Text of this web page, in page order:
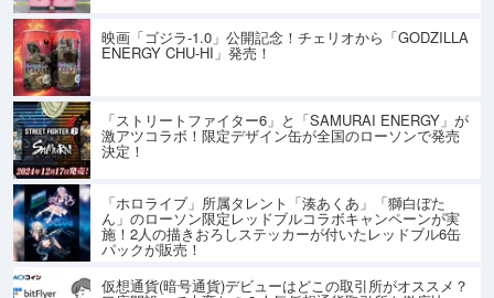
映画「ゴジラ-1.0」公開記念！チェリオから「GODZILLA
ENERGY CHU-HI」発売！
「ストリートファイター6」と「SAMURAI ENERGY」が
激アツコラボ！限定デザイン缶が全国のローソンで発売
決定！
「ホロライブ」所属タレント「湊あくあ」「獅白ぼた
ん」のローソン限定レッドブルコラボキャンペーンが実
施！2人の描きおろしステッカーが付いたレッドブル6缶
パックが販売！
仮想通貨(暗号通貨)デビューはどこの取引所がオススメ？